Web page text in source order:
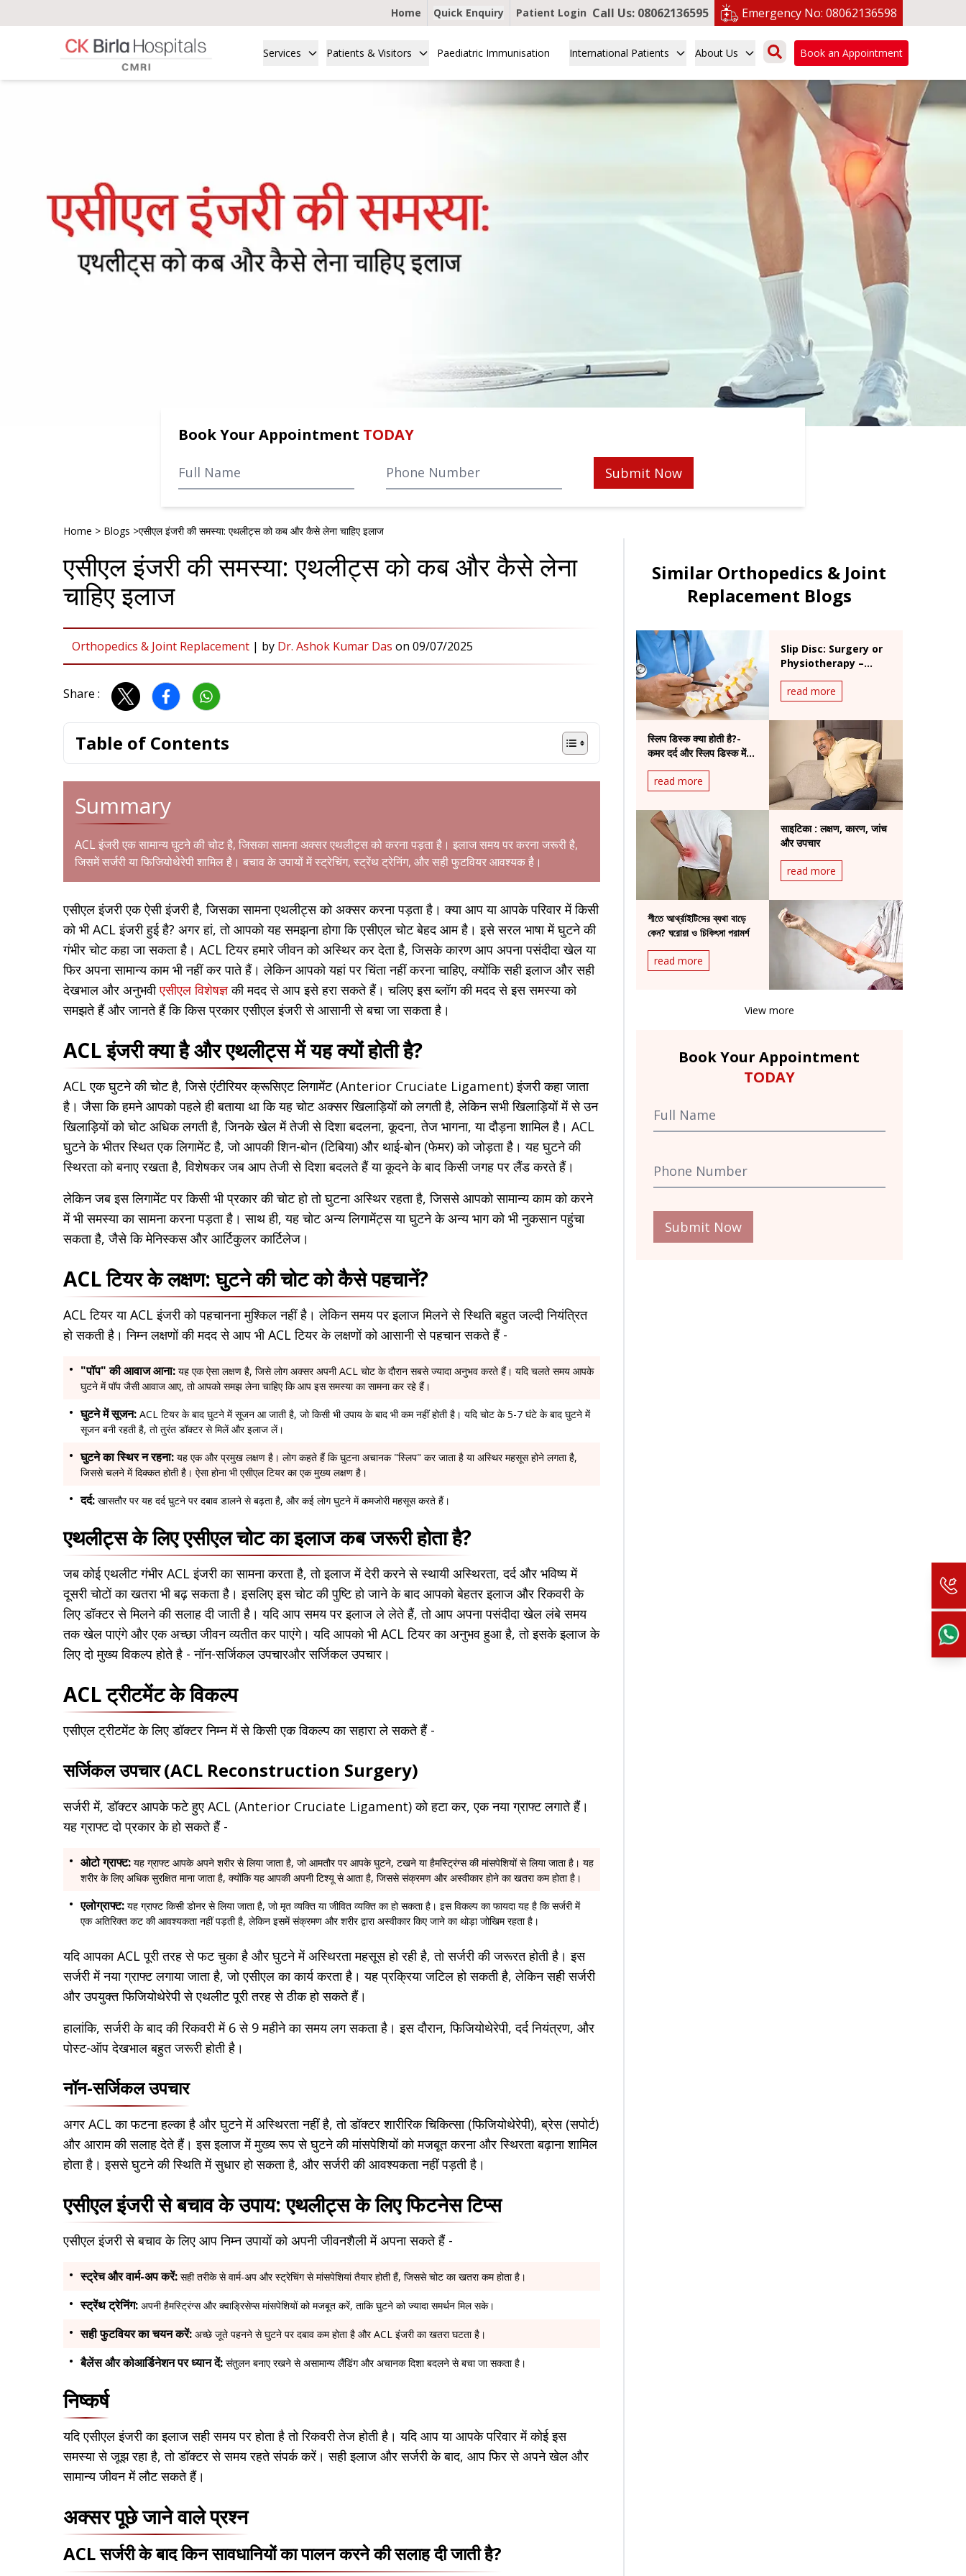
Home Quick Enquiry Patient Login Call Us: 08062136595 Emergency No: 08062136598
Services Patients & Visitors Paediatric Immunisation International Patients About Us Book an Appointment
Book Your Appointment TODAY
Submit Now
Home > Blogs >एसीएल इंजरी की समस्या: एथलीट्स को कब और कैसे लेना चाहिए इलाज
एसीएल इंजरी की समस्या: एथलीट्स को कब और कैसे लेना
चाहिए इलाज
Orthopedics & Joint Replacement | by Dr. Ashok Kumar Das on 09/07/2025
Share :
Table of Contents
Summary
ACL इंजरी एक सामान्य घुटने की चोट है, जिसका सामना अक्सर एथलीट्स को करना पड़ता है। इलाज समय पर करना जरूरी है,
जिसमें सर्जरी या फिजियोथेरेपी शामिल है। बचाव के उपायों में स्ट्रेचिंग, स्ट्रेंथ ट्रेनिंग, और सही फुटवियर आवश्यक है।
एसीएल इंजरी एक ऐसी इंजरी है, जिसका सामना एथलीट्स को अक्सर करना पड़ता है। क्या आप या आपके परिवार में किसी
को भी ACL इंजरी हुई है? अगर हां, तो आपको यह समझना होगा कि एसीएल चोट बेहद आम है। इसे सरल भाषा में घुटने की
गंभीर चोट कहा जा सकता है। ACL टियर हमारे जीवन को अस्थिर कर देता है, जिसके कारण आप अपना पसंदीदा खेल या
फिर अपना सामान्य काम भी नहीं कर पाते हैं। लेकिन आपको यहां पर चिंता नहीं करना चाहिए, क्योंकि सही इलाज और सही
देखभाल और अनुभवीएसीएल विशेषज्ञकी मदद से आप इसे हरा सकते हैं। चलिए इस ब्लॉग की मदद से इस समस्या को
समझते हैं और जानते हैं कि किस प्रकार एसीएल इंजरी से आसानी से बचा जा सकता है।
ACL इंजरी क्या है और एथलीट्स में यह क्यों होती है?
ACL एक घुटने की चोट है, जिसे एंटीरियर क्रूसिएट लिगामेंट (Anterior Cruciate Ligament) इंजरी कहा जाता
है। जैसा कि हमने आपको पहले ही बताया था कि यह चोट अक्सर खिलाड़ियों को लगती है, लेकिन सभी खिलाड़ियों में से उन
खिलाड़ियों को चोट अधिक लगती है, जिनके खेल में तेजी से दिशा बदलना, कूदना, तेज भागना, या दौड़ना शामिल है। ACL
घुटने के भीतर स्थित एक लिगामेंट है, जो आपकी शिन-बोन (टिबिया) और थाई-बोन (फेमर) को जोड़ता है। यह घुटने की
स्थिरता को बनाए रखता है, विशेषकर जब आप तेजी से दिशा बदलते हैं या कूदने के बाद किसी जगह पर लैंड करते हैं।
लेकिन जब इस लिगामेंट पर किसी भी प्रकार की चोट हो तो घुटना अस्थिर रहता है, जिससे आपको सामान्य काम को करने
में भी समस्या का सामना करना पड़ता है। साथ ही, यह चोट अन्य लिगामेंट्स या घुटने के अन्य भाग को भी नुकसान पहुंचा
सकता है, जैसे कि मेनिस्कस और आर्टिकुलर कार्टिलेज।
ACL टियर के लक्षण: घुटने की चोट को कैसे पहचानें?
ACL टियर या ACL इंजरी को पहचानना मुश्किल नहीं है। लेकिन समय पर इलाज मिलने से स्थिति बहुत जल्दी नियंत्रित
हो सकती है। निम्न लक्षणों की मदद से आप भी ACL टियर के लक्षणों को आसानी से पहचान सकते हैं -
"पॉप" की आवाज आना: यह एक ऐसा लक्षण है, जिसे लोग अक्सर अपनी ACL चोट के दौरान सबसे ज्यादा अनुभव करते हैं। यदि चलते समय आपके
घुटने में पॉप जैसी आवाज आए, तो आपको समझ लेना चाहिए कि आप इस समस्या का सामना कर रहे हैं।
घुटने में सूजन: ACL टियर के बाद घुटने में सूजन आ जाती है, जो किसी भी उपाय के बाद भी कम नहीं होती है। यदि चोट के 5-7 घंटे के बाद घुटने में
सूजन बनी रहती है, तो तुरंत डॉक्टर से मिलें और इलाज लें।
घुटने का स्थिर न रहना: यह एक और प्रमुख लक्षण है। लोग कहते हैं कि घुटना अचानक "स्लिप" कर जाता है या अस्थिर महसूस होने लगता है,
जिससे चलने में दिक्कत होती है। ऐसा होना भी एसीएल टियर का एक मुख्य लक्षण है।
दर्द: खासतौर पर यह दर्द घुटने पर दबाव डालने से बढ़ता है, और कई लोग घुटने में कमजोरी महसूस करते हैं।
एथलीट्स के लिए एसीएल चोट का इलाज कब जरूरी होता है?
जब कोई एथलीट गंभीर ACL इंजरी का सामना करता है, तो इलाज में देरी करने से स्थायी अस्थिरता, दर्द और भविष्य में
दूसरी चोटों का खतरा भी बढ़ सकता है। इसलिए इस चोट की पुष्टि हो जाने के बाद आपको बेहतर इलाज और रिकवरी के
लिए डॉक्टर से मिलने की सलाह दी जाती है। यदि आप समय पर इलाज ले लेते हैं, तो आप अपना पसंदीदा खेल लंबे समय
तक खेल पाएंगे और एक अच्छा जीवन व्यतीत कर पाएंगे। यदि आपको भी ACL टियर का अनुभव हुआ है, तो इसके इलाज के
लिए दो मुख्य विकल्प होते है - नॉन-सर्जिकल उपचारऔर सर्जिकल उपचार।
ACL ट्रीटमेंट के विकल्प
एसीएल ट्रीटमेंट के लिए डॉक्टर निम्न में से किसी एक विकल्प का सहारा ले सकते हैं -
सर्जिकल उपचार (ACL Reconstruction Surgery)
सर्जरी में, डॉक्टर आपके फटे हुए ACL (Anterior Cruciate Ligament) को हटा कर, एक नया ग्राफ्ट लगाते हैं।
यह ग्राफ्ट दो प्रकार के हो सकते हैं -
ओटो ग्राफ्ट: यह ग्राफ्ट आपके अपने शरीर से लिया जाता है, जो आमतौर पर आपके घुटने, टखने या हैमस्ट्रिंग्स की मांसपेशियों से लिया जाता है। यह
शरीर के लिए अधिक सुरक्षित माना जाता है, क्योंकि यह आपकी अपनी टिश्यू से आता है, जिससे संक्रमण और अस्वीकार होने का खतरा कम होता है।
एलोग्राफ्ट: यह ग्राफ्ट किसी डोनर से लिया जाता है, जो मृत व्यक्ति या जीवित व्यक्ति का हो सकता है। इस विकल्प का फायदा यह है कि सर्जरी में
एक अतिरिक्त कट की आवश्यकता नहीं पड़ती है, लेकिन इसमें संक्रमण और शरीर द्वारा अस्वीकार किए जाने का थोड़ा जोखिम रहता है।
यदि आपका ACL पूरी तरह से फट चुका है और घुटने में अस्थिरता महसूस हो रही है, तो सर्जरी की जरूरत होती है। इस
सर्जरी में नया ग्राफ्ट लगाया जाता है, जो एसीएल का कार्य करता है। यह प्रक्रिया जटिल हो सकती है, लेकिन सही सर्जरी
और उपयुक्त फिजियोथेरेपी से एथलीट पूरी तरह से ठीक हो सकते हैं।
हालांकि, सर्जरी के बाद की रिकवरी में 6 से 9 महीने का समय लग सकता है। इस दौरान, फिजियोथेरेपी, दर्द नियंत्रण, और
पोस्ट-ऑप देखभाल बहुत जरूरी होती है।
नॉन-सर्जिकल उपचार
अगर ACL का फटना हल्का है और घुटने में अस्थिरता नहीं है, तो डॉक्टर शारीरिक चिकित्सा (फिजियोथेरेपी), ब्रेस (सपोर्ट)
और आराम की सलाह देते हैं। इस इलाज में मुख्य रूप से घुटने की मांसपेशियों को मजबूत करना और स्थिरता बढ़ाना शामिल
होता है। इससे घुटने की स्थिति में सुधार हो सकता है, और सर्जरी की आवश्यकता नहीं पड़ती है।
एसीएल इंजरी से बचाव के उपाय: एथलीट्स के लिए फिटनेस टिप्स
एसीएल इंजरी से बचाव के लिए आप निम्न उपायों को अपनी जीवनशैली में अपना सकते हैं -
स्ट्रेच और वार्म-अप करें: सही तरीके से वार्म-अप और स्ट्रेचिंग से मांसपेशियां तैयार होती हैं, जिससे चोट का खतरा कम होता है।
स्ट्रेंथ ट्रेनिंग: अपनी हैमस्ट्रिंग्स और क्वाड्रिसेप्स मांसपेशियों को मजबूत करें, ताकि घुटने को ज्यादा समर्थन मिल सके।
सही फुटवियर का चयन करें: अच्छे जूते पहनने से घुटने पर दबाव कम होता है और ACL इंजरी का खतरा घटता है।
बैलेंस और कोआर्डिनेशन पर ध्यान दें: संतुलन बनाए रखने से असामान्य लैंडिंग और अचानक दिशा बदलने से बचा जा सकता है।
निष्कर्ष
यदि एसीएल इंजरी का इलाज सही समय पर होता है तो रिकवरी तेज होती है। यदि आप या आपके परिवार में कोई इस
समस्या से जूझ रहा है, तो डॉक्टर से समय रहते संपर्क करें। सही इलाज और सर्जरी के बाद, आप फिर से अपने खेल और
सामान्य जीवन में लौट सकते हैं।
अक्सर पूछे जाने वाले प्रश्न
ACL सर्जरी के बाद किन सावधानियों का पालन करने की सलाह दी जाती है?
Similar Orthopedics & Joint
Replacement Blogs
Slip Disc: Surgery or
Physiotherapy –
Choice?
read more
स्लिप डिस्क क्या होती है?-
कमर दर्द और स्लिप डिस्क में
read more
साइटिका : लक्षण, कारण, जांच
और उपचार
read more
শীতে আর্থ্রাইটিসের ব্যথা বাড়ে
কেন? ঘরোয়া ও চিকিৎসা পরামর্শ
read more
View more
Book Your Appointment
TODAY
Submit Now